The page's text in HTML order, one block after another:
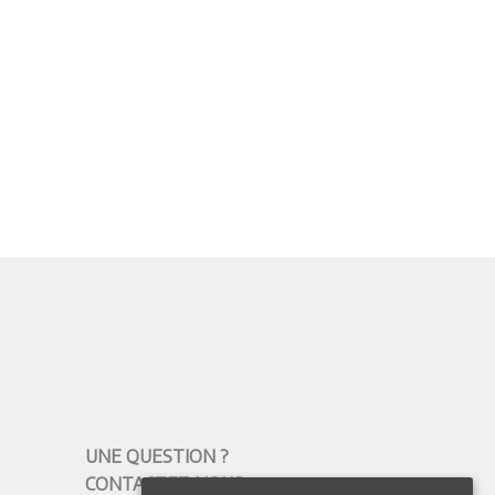
UNE QUESTION ?
CONTACTEZ-NOUS